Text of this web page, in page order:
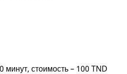
минут, стоимость – 100 TND